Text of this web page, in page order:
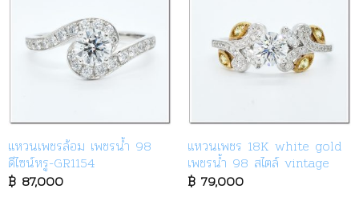
แหวนเพชรล้อม เพชรน้ำ 98
ดีไซน์หรู-GR1154
฿87,000
แหวนเพชร 18K white gold
เพชรน้ำ 98 สไตล์ vintage
฿79,000